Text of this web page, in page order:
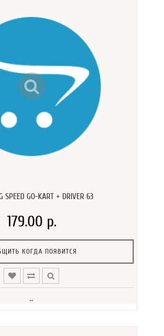
SPEED GO-KART + DRIVER 63
179.00 р.
КОГДА ПОЯВИТСЯ
..